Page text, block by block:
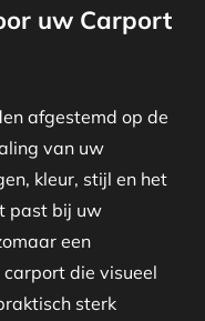
uw Carport
afgestemd op de
van uw
kleur, stijl en het
past bij uw
een
die visueel
sterk